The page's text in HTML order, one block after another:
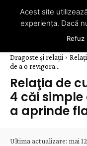
Dragoste și relații
de a o revigora...
Relaţia de
4 căi simple
a aprinde
Ultima actualizare: mai
Acest site
experiența. Dacă
Refuz